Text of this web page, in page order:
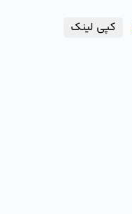
کپی لینک